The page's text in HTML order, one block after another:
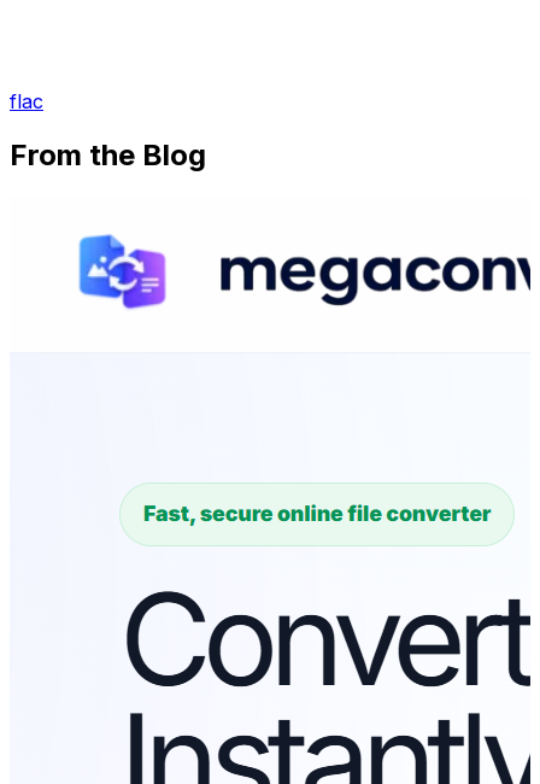
flac
From the Blog